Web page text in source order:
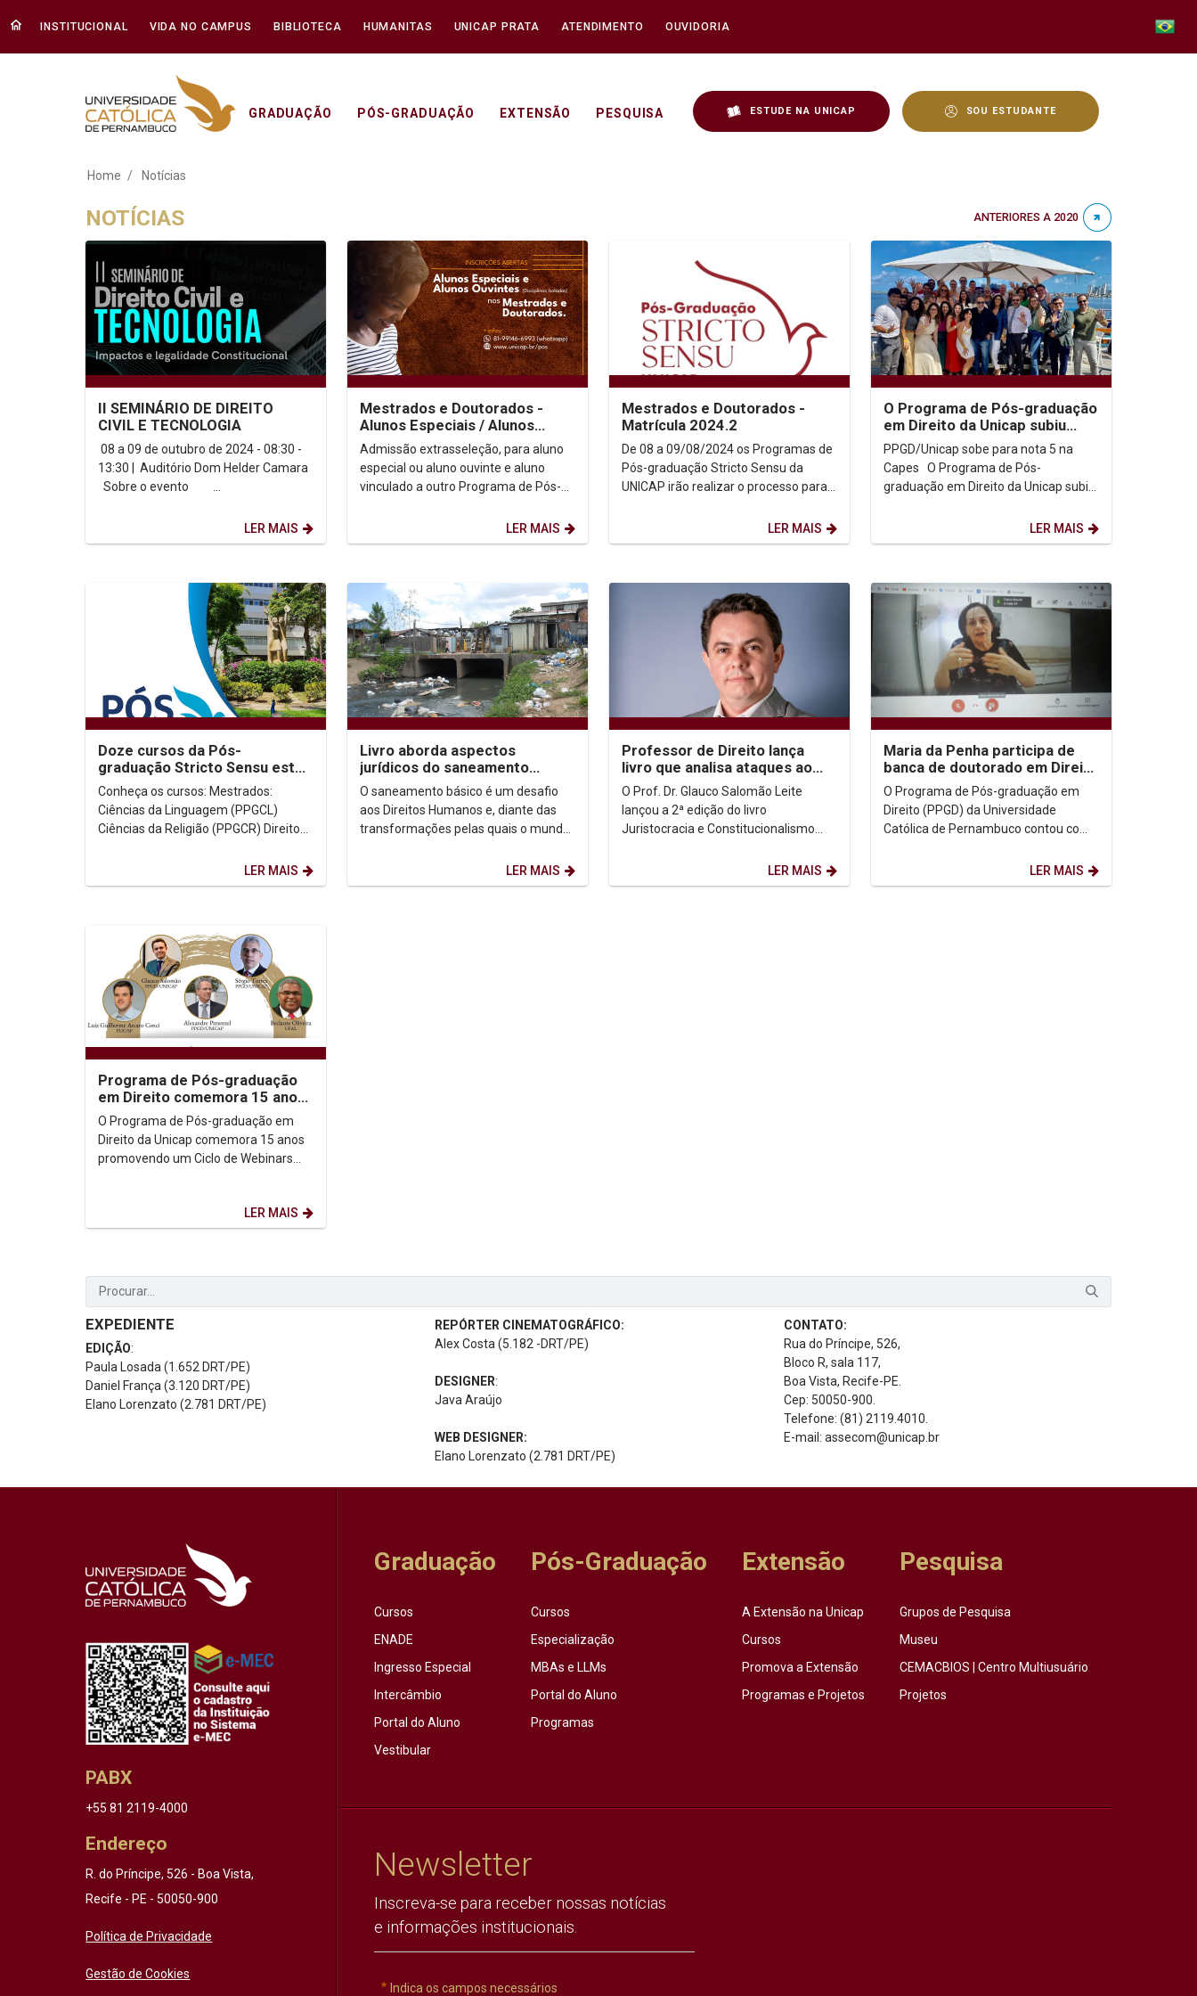
INSTITUCIONAL VIDA NO CAMPUS BIBLIOTECA HUMANITAS UNICAP PRATA ATENDIMENTO OUVIDORIA
GRADUAÇÃO PÓS-GRADUAÇÃO EXTENSÃO PESQUISA ESTUDE NA UNICAP SOU ESTUDANTE
Notícias - Unicap
Home Notícias
NOTÍCIAS ANTERIORES A 2020
II SEMINÁRIO DE DIREITO
CIVIL E TECNOLOGIA
08 a 09 de outubro de 2024 - 08:30 -
13:30 | Auditório Dom Helder Camara
Sobre o evento ...
LER MAIS
Mestrados e Doutorados -
Alunos Especiais / Alunos
Ouvintes
Admissão extrasseleção, para aluno
especial ou aluno ouvinte e aluno
vinculado a outro Programa de Pós-
LER MAIS
Mestrados e Doutorados -
Matrícula 2024.2
De 08 a 09/08/2024 os Programas de
Pós-graduação Stricto Sensu da
UNICAP irão realizar o processo para
LER MAIS
O Programa de Pós-graduação
em Direito da Unicap subiu
para nota 5 na Capes.
PPGD/Unicap sobe para nota 5 na
Capes O Programa de Pós-
graduação em Direito da Unicap subiu
LER MAIS
Doze cursos da Pós-
graduação Stricto Sensu estão
com inscrições abertas
Conheça os cursos: Mestrados:
Ciências da Linguagem (PPGCL)
Ciências da Religião (PPGCR) Direito
LER MAIS
Livro aborda aspectos
jurídicos do saneamento
básico
O saneamento básico é um desafio
aos Direitos Humanos e, diante das
transformações pelas quais o mundo
LER MAIS
Professor de Direito lança
livro que analisa ataques ao
STF
O Prof. Dr. Glauco Salomão Leite
lançou a 2ª edição do livro
Juristocracia e Constitucionalismo
LER MAIS
Maria da Penha participa de
banca de doutorado em Direito
da Unicap
O Programa de Pós-graduação em
Direito (PPGD) da Universidade
Católica de Pernambuco contou com
farmacêutica e bioquímica Maria da...
LER MAIS
Programa de Pós-graduação
em Direito comemora 15 anos
com série de webninars
O Programa de Pós-graduação em
Direito da Unicap comemora 15 anos
promovendo um Ciclo de Webinars
LER MAIS
EXPEDIENTE
EDIÇÃO:
Paula Losada (1.652 DRT/PE)
Daniel França (3.120 DRT/PE)
Elano Lorenzato (2.781 DRT/PE)
REPÓRTER CINEMATOGRÁFICO:
Alex Costa (5.182 -DRT/PE)
DESIGNER:
Java Araújo
WEB DESIGNER:
Elano Lorenzato (2.781 DRT/PE)
CONTATO:
Rua do Príncipe, 526,
Bloco R, sala 117,
Boa Vista, Recife-PE.
Cep: 50050-900.
Telefone: (81) 2119.4010.
E-mail: assecom@unicap.br
PABX
+55 81 2119-4000
Endereço
R. do Príncipe, 526 - Boa Vista,
Recife - PE - 50050-900
Política de Privacidade
Gestão de Cookies
Graduação
Cursos
ENADE
Ingresso Especial
Intercâmbio
Portal do Aluno
Vestibular
Pós-Graduação
Cursos
Especialização
MBAs e LLMs
Portal do Aluno
Programas
Extensão
A Extensão na Unicap
Cursos
Promova a Extensão
Programas e Projetos
Pesquisa
Grupos de Pesquisa
Museu
CEMACBIOS | Centro Multiusuário
Projetos
Newsletter
Inscreva-se para receber nossas notícias
e informações institucionais.
Indica os campos necessários